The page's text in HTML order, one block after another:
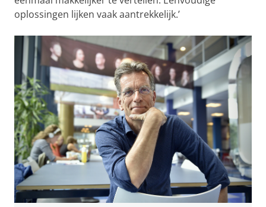
oplossingen lijken vaak aantrekkelijk.’